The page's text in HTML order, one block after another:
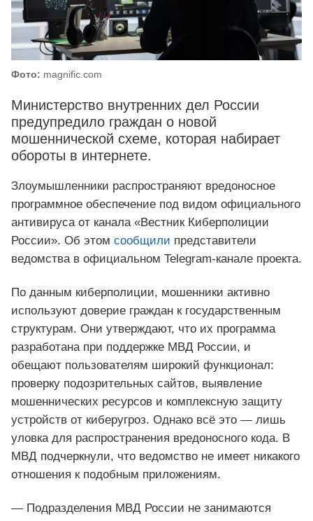
Фото: magnific.com
Министерство внутренних дел России
предупредило граждан о новой
мошеннической схеме, которая набирает
обороты в интернете.
Злоумышленники распространяют вредоносное
программное обеспечение под видом официального
антивируса от канала «Вестник Киберполиции
России». Об этом сообщили представители
ведомства в официальном Telegram-канале проекта.
По данным киберполиции, мошенники активно
используют доверие граждан к государственным
структурам. Они утверждают, что их программа
разработана при поддержке МВД России, и
обещают пользователям широкий функционал:
проверку подозрительных сайтов, выявление
мошеннических ресурсов и комплексную защиту
устройств от киберугроз. Однако всё это — лишь
уловка для распространения вредоносного кода. В
МВД подчеркнули, что ведомство не имеет никакого
отношения к подобным приложениям.
— Подразделения МВД России не занимаются